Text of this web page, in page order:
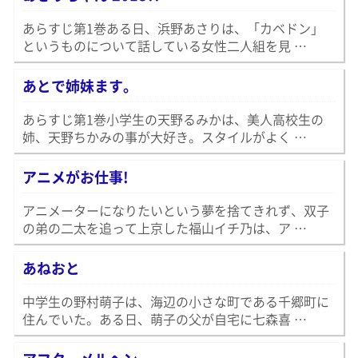
あらすじ第1巻ある日、浜野あさりは、「カベドン」
というものについて話している女性二人組を見 …
あとで姉妹ます。
あらすじ第1巻小学生の天野るみかは、美人高校生の
姉、天野ちかみの事が大好き。スタイルがよく …
アニメがお仕事!
アニメーターになりたいという夢を捨てきれず、双子
の弟の二太を追って上京した福山イチ乃は、ア …
あねおと
中学生の野村萌子は、海辺の小さな町である千郷町に
住んでいた。ある日、萌子の父が自宅に七森喜 …